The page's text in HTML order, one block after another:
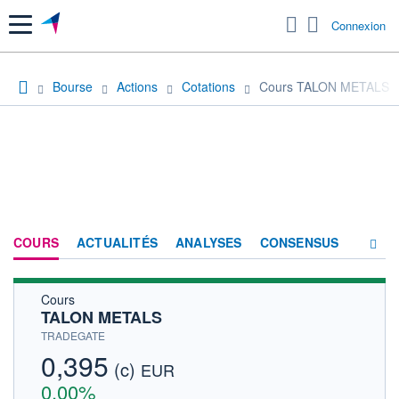
Menu Connexion
Bourse Actions Cotations Cours TALON METALS
COURS ACTUALITÉS ANALYSES CONSENSUS
Cours
TALON METALS
TRADEGATE
0,395 (c) EUR
0,00%